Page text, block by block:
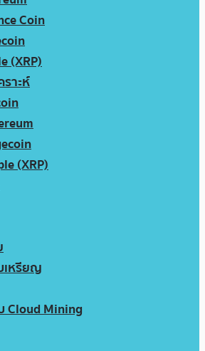
Coin
(XRP)
ราะห์
(XRP)
เหรียญ
Cloud Mining